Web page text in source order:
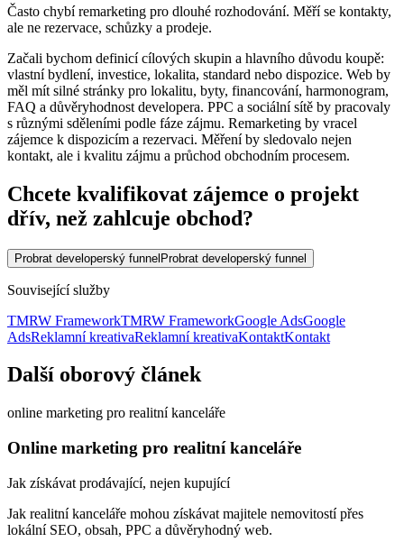
Často chybí remarketing pro dlouhé rozhodování. Měří se kontakty,
ale ne rezervace, schůzky a prodeje.
Začali bychom definicí cílových skupin a hlavního důvodu koupě:
vlastní bydlení, investice, lokalita, standard nebo dispozice. Web by
měl mít silné stránky pro lokalitu, byty, financování, harmonogram,
FAQ a důvěryhodnost developera. PPC a sociální sítě by pracovaly
s různými sděleními podle fáze zájmu. Remarketing by vracel
zájemce k dispozicím a rezervaci. Měření by sledovalo nejen
kontakt, ale i kvalitu zájmu a průchod obchodním procesem.
Chcete kvalifikovat zájemce o projekt
dřív, než zahlcuje obchod?
Probrat developerský funnelProbrat developerský funnel
Související služby
TMRW FrameworkTMRW FrameworkGoogle AdsGoogle
AdsReklamní kreativaReklamní kreativaKontaktKontakt
Další oborový článek
online marketing pro realitní kanceláře
Online marketing pro realitní kanceláře
Jak získávat prodávající, nejen kupující
Jak realitní kanceláře mohou získávat majitele nemovitostí přes
lokální SEO, obsah, PPC a důvěryhodný web.